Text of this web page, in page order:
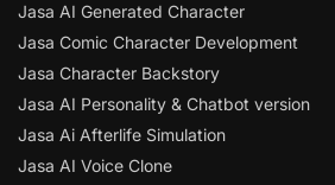
Jasa AI Generated Character
Jasa Comic Character Development
Jasa Character Backstory
Jasa AI Personality & Chatbot version
Jasa Ai Afterlife Simulation
Jasa AI Voice Clone